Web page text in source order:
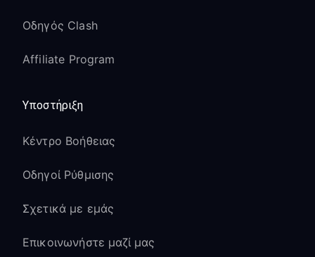
Οδηγός Clash
Affiliate Program
Υποστήριξη
Κέντρο Βοήθειας
Οδηγοί Ρύθμισης
Σχετικά με εμάς
Επικοινωνήστε μαζί μας